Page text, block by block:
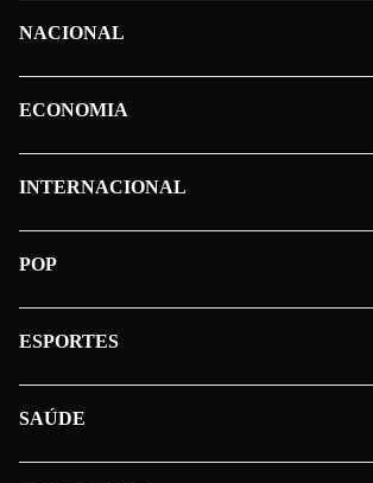
NACIONAL
ECONOMIA
INTERNACIONAL
POP
ESPORTES
SAÚDE